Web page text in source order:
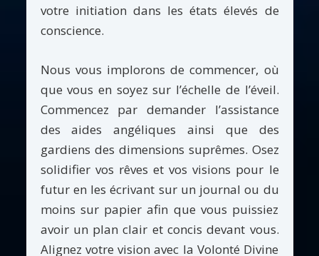
votre initiation dans les états élevés de
conscience.
Nous vous implorons de commencer, où
que vous en soyez sur l’échelle de l’éveil.
Commencez par demander l’assistance
des aides angéliques ainsi que des
gardiens des dimensions suprêmes. Osez
solidifier vos rêves et vos visions pour le
futur en les écrivant sur un journal ou du
moins sur papier afin que vous puissiez
avoir un plan clair et concis devant vous.
Alignez votre vision avec la Volonté Divine